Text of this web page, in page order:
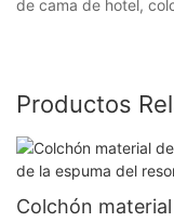
de cama de hotel,
Productos
Colchón